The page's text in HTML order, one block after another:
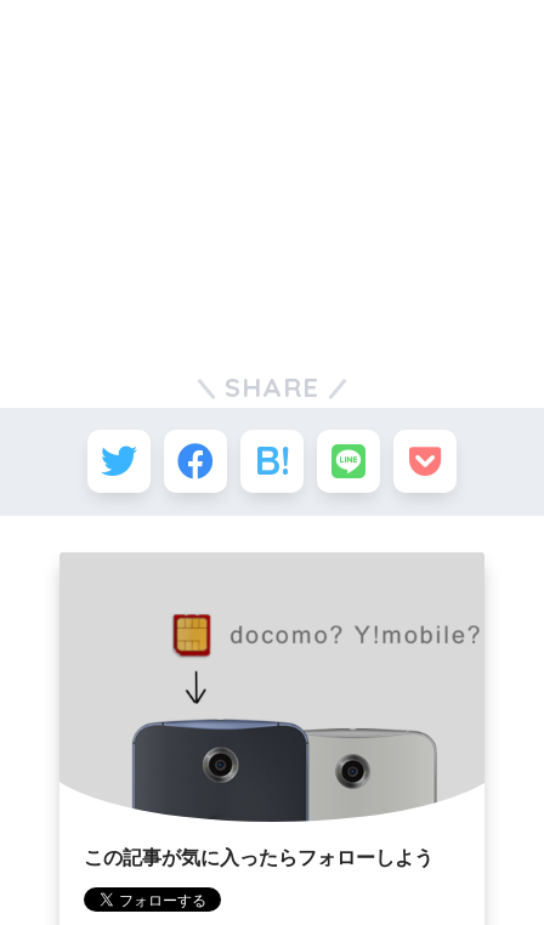
SHARE
この記事が気に入ったらフォローしよう